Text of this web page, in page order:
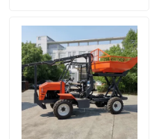
Over ons
Fabriekstocht
Kwaliteitscontrole